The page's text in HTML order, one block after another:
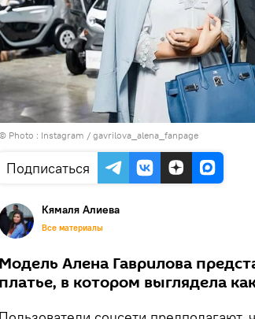
© Photo : Instagram / gavrilova_alena_fanpage
Подписаться
Кямаля Алиева
Все материалы
Модель Алена Гаврилова
платье, в котором выглядела